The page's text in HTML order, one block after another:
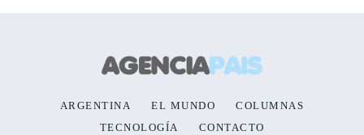
ARGENTINA EL MUNDO
COLUMNAS
TECNOLOGÍA
CONTACTO